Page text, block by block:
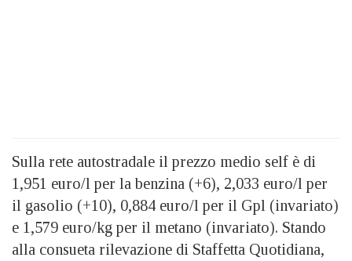
Sulla rete autostradale il prezzo medio self è di
1,951 euro/l per la benzina (+6), 2,033 euro/l per
il gasolio (+10), 0,884 euro/l per il Gpl (invariato)
e 1,579 euro/kg per il metano (invariato). Stando
alla consueta rilevazione di Staffetta Quotidiana,